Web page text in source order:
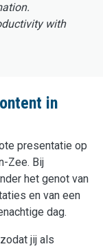
with
in
presentatie op
Zee. Bij
het genot van
en van een
dag.
jij als